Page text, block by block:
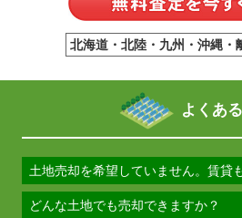
北海道・北陸・九州・沖縄・
よくあ
土地売却を希望していません。賃貸
賃貸についてもお気軽にご相談くださ
どんな土地でも売却できますか？